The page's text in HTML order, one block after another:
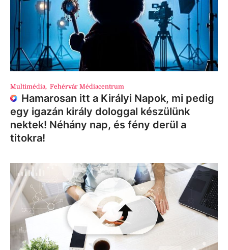
Multimédia, Fehérvár Médiacentrum
Hamarosan itt a Királyi Napok, mi pedig
egy igazán király dologgal készülünk
nektek! Néhány nap, és fény derül a
titokra!